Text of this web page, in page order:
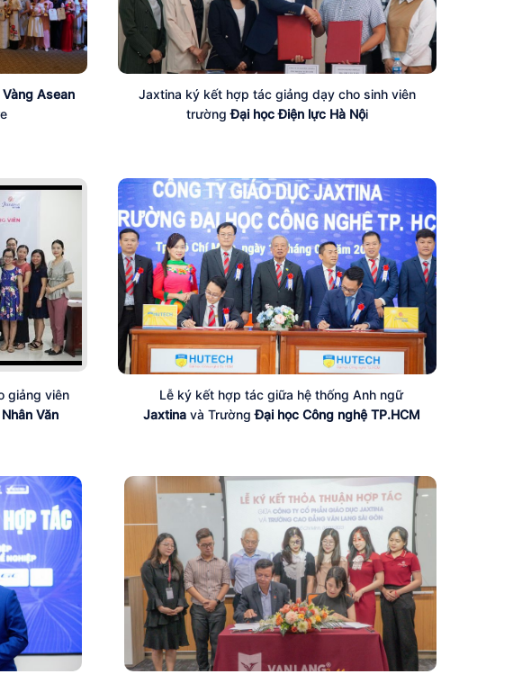
Asean
Jaxtina ký kết hợp tác giảng dạy cho sinh viên
trườngĐại học Điện lực Hà Nội
giảng viên
Văn
Lễ ký kết hợp tác giữa hệ thống Anh ngữ
Jaxtinavà Trường Đại học Công nghệ TP.HCM